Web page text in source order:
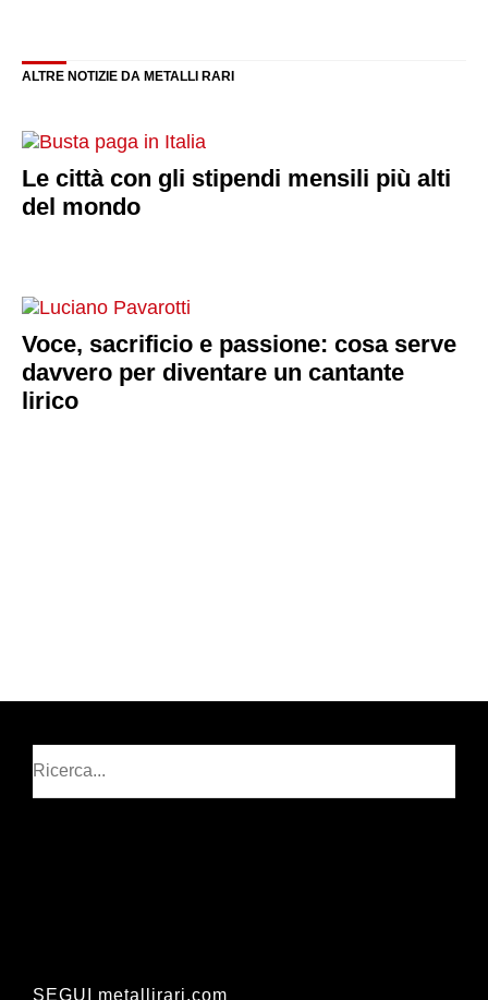
ALTRE NOTIZIE DA METALLI RARI
Le città con gli stipendi mensili più alti
del mondo
Voce, sacrificio e passione: cosa serve
davvero per diventare un cantante
lirico
SEGUI metallirari.com